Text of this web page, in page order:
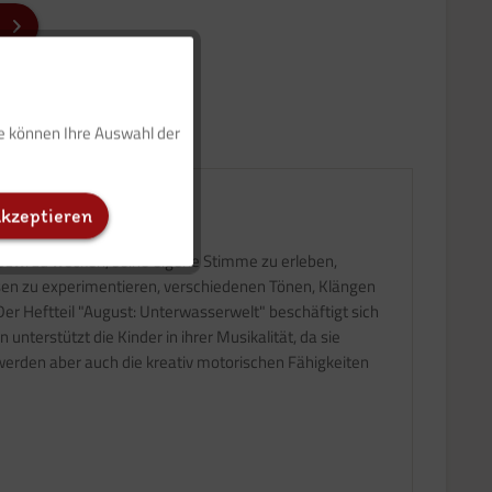
zu wecken, seine eigene Stimme zu erleben,
zu experimentieren, verschiedenen Tönen, Klängen
Heftteil "August: Unterwasserwelt" beschäftigt sich
unterstützt die Kinder in ihrer Musikalität, da sie
aber auch die kreativ motorischen Fähigkeiten
Inaktiv
Inaktiv
können Ihre Auswahl der